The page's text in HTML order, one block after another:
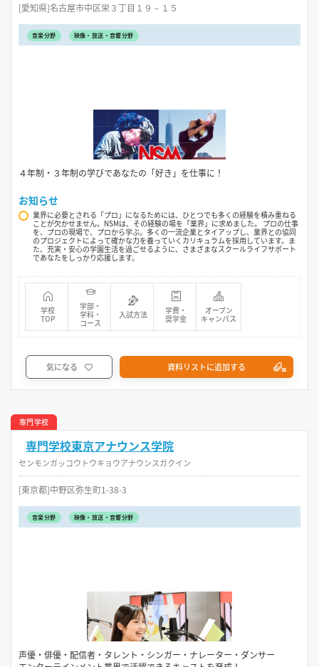
[愛知県]名古屋市中区栄３丁目１９－１５
音楽分野 映像・放送・音響分野
４年制・３年制の学びであなたの「好き」を仕事に！
お知らせ
業界に必要とされる「プロ」になるためには、ひとつでも多くの経験を積み重ねる
ことが欠かせません。NSMは、その経験の場を「業界」に求めました。 プロの仕事
を、プロの現場で、プロから学ぶ。多くの一流企業とタイアップし、業界との協同
のプロジェクトによって確かな力を養っていくカリキュラムを採用しています。ま
た、充実・安心の学園生活を過ごせるように、さまざまなスクールライフサポート
であなたをしっかり応援します。
学校
TOP
学部・
学科・
コース
入試方法
学費・
奨学金
オープン
キャンパス
気になる 資料リストに追加する
専門学校
専門学校東京アナウンス学院
センモンガッコウトウキョウアナウンスガクイン
[東京都]中野区弥生町1-38-3
音楽分野 映像・放送・音響分野
声優・俳優・配信者・タレント・シンガー・ナレーター・ダンサー